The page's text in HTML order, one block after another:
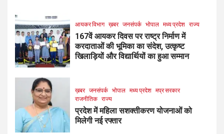
आयकर विभाग ख़बर जनसंपर्क भोपाल मध्य प्रदेश राज्य
167वें आयकर दिवस पर राष्ट्र निर्माण में
करदाताओं की भूमिका का संदेश, उत्कृष्ट
खिलाड़ियों और विद्यार्थियों का हुआ सम्मान
ख़बर जनसंपर्क भोपाल मध्य प्रदेश मप्र सरकार
राजनीतिक राज्य
प्रदेश में महिला सशक्तीकरण योजनाओं को
मिलेगी नई रफ्तार